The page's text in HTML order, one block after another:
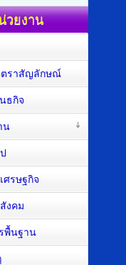
วยงาน
ตราสัญลักษณ์
ธกิจ
น
ศรษฐกิจ
งคม
พื้นฐาน